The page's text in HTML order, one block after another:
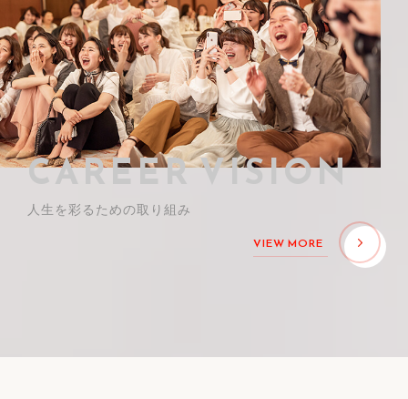
CAREER VISION
人生を彩るための取り組み
VIEW MORE